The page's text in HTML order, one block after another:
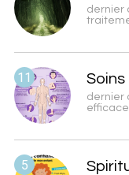
dernier
11 Soins
dernier
5